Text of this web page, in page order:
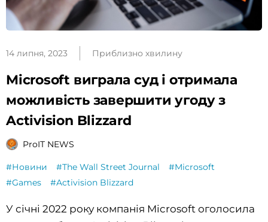
14 липня, 2023 Приблизно хвилину
Microsoft виграла суд і отримала
можливість завершити угоду з
Activision Blizzard
ProIT NEWS
#Новини #The Wall Street Journal
#Microsoft
#Games
#Activision Blizzard
У січні 2022 року компанія Microsoft оголосила